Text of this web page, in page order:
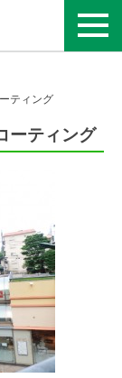
ティング
ーティング